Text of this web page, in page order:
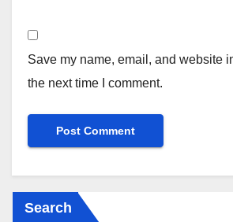
Save my name, email, and website
the next time I comment.
Search